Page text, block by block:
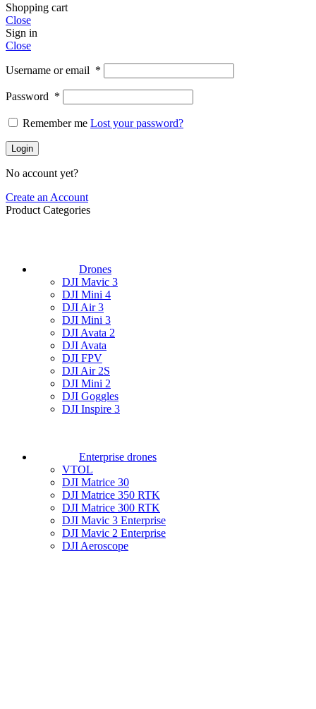
Shopping cart
Close
Sign in
Close
Username or email *
Password *
Remember me Lost your password?
Login
No account yet?
Create an Account
Product Categories
Drones
DJI Mavic 3
DJI Mini 4
DJI Air 3
DJI Mini 3
DJI Avata 2
DJI Avata
DJI FPV
DJI Air 2S
DJI Mini 2
DJI Goggles
DJI Inspire 3
Enterprise drones
VTOL
DJI Matrice 30
DJI Matrice 350 RTK
DJI Matrice 300 RTK
DJI Mavic 3 Enterprise
DJI Mavic 2 Enterprise
DJI Aeroscope